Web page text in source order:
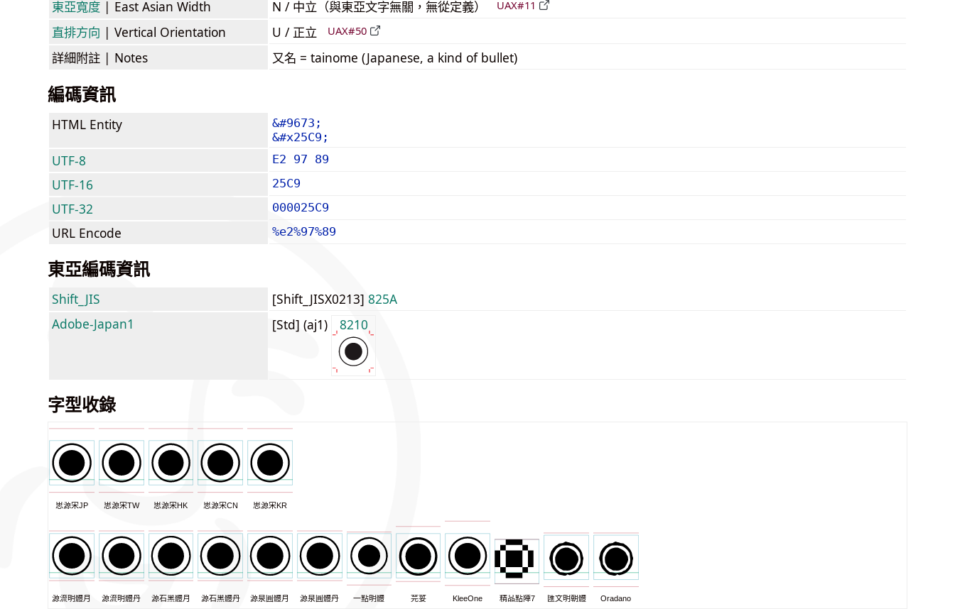
東亞寬度 | East Asian Width N / 中立（與東亞文字無關，無從定義） UAX#11
直排方向 | Vertical Orientation U / 正立 UAX#50
詳細附註 | Notes 又名 = tainome (Japanese, a kind of bullet)
編碼資訊
HTML Entity
&#9673;
&#x25C9;
UTF-8 E2 97 89
UTF-16 25C9
UTF-32 000025C9
URL Encode %e2%97%89
東亞編碼資訊
Shift_JIS [Shift_JISX0213] 825A
Adobe-Japan1
[Std] (aj1) 8210
字型收錄
思源宋JP 思源宋TW 思源宋HK 思源宋CN 思源宋KR
源流明體月 源流明體丹 源石黑體月 源石黑體丹 源泉圓體月 源泉圓體丹 一點明體 芫荽 KleeOne 精品點陣7 匯文明朝體 Oradano